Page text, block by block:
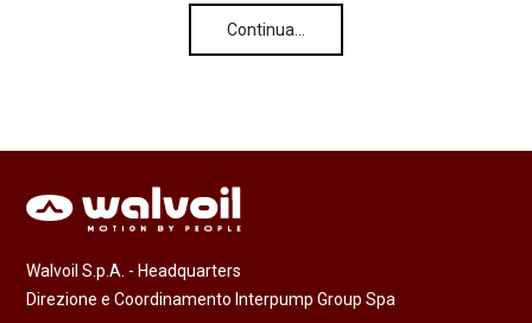
Continua…
Walvoil S.p.A. - Headquarters
Direzione e Coordinamento Interpump Group Spa